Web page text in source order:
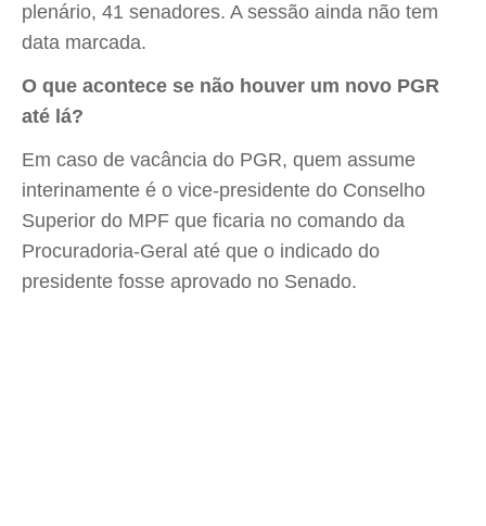
plenário, 41 senadores. A sessão ainda não tem
data marcada.
O que acontece se não houver um novo PGR
até lá?
Em caso de vacância do PGR, quem assume
interinamente é o vice-presidente do Conselho
Superior do MPF que ficaria no comando da
Procuradoria-Geral até que o indicado do
presidente fosse aprovado no Senado.